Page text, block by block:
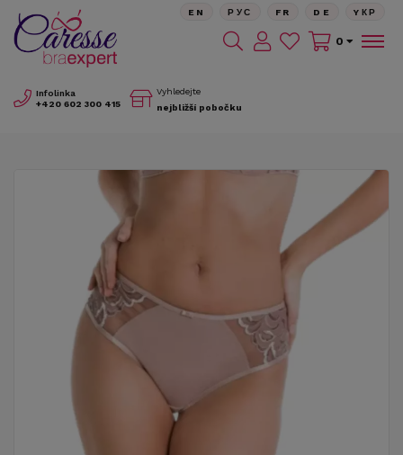
Infolinka
+420 602 300 415
Vyhledejte
nejbližší pobočku
EN РУС FR DE YКР
0